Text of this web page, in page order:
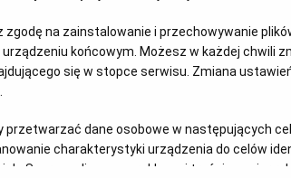
одна із найулюбленіших світових історій
премії «Еммі» Синтію Еріво у ролі
премії «Ґреммі», суперзірку
Глінди. Неймовірна історія кохання,
zgodę na zainstalowanie i przechowywanie
końcowym. Możesz w każdej chwili
się w stopce serwisu. Zmiana
przetwarzać dane osobowe w następujących
charakterystyki urządzenia do celów
Spersonalizowane reklamy i treści, pomiar